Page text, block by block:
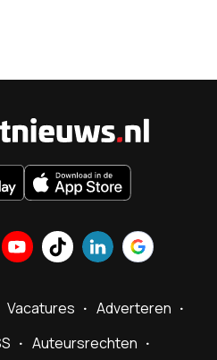
Vacatures
Adverteren
Auteursrechten